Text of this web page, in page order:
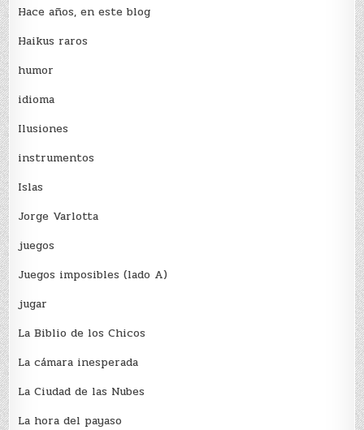
Hace años, en este blog
Haikus raros
humor
idioma
Ilusiones
instrumentos
Islas
Jorge Varlotta
juegos
Juegos imposibles (lado A)
jugar
La Biblio de los Chicos
La cámara inesperada
La Ciudad de las Nubes
La hora del payaso